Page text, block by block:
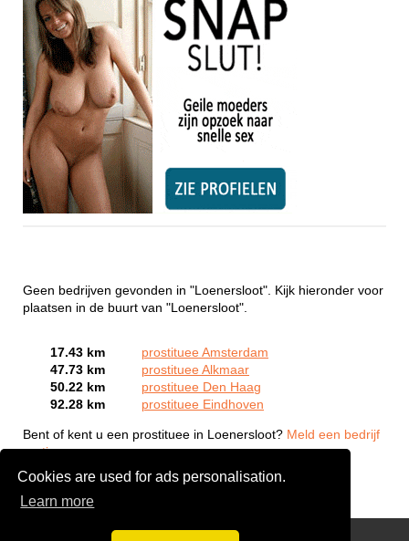
Cookies are used for ads personalisation.
Learn more
Geen bedrijven gevonden in "Loenersloot". Kijk hieronder voor
plaatsen in de buurt van "Loenersloot".
17.43 km
prostituee Amsterdam
47.73 km
prostituee Alkmaar
50.22 km
prostituee Den Haag
92.28 km
prostituee Eindhoven
Bent of kent u een prostituee in Loenersloot? Meld een bedrijf
gratis aan